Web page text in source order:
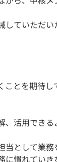
ていただ
とを期待し
、活用でき
として業務
に慣れてい